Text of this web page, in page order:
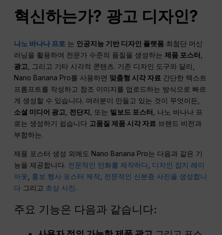
혁신하는가? 광고 디자인?
나노 바나나 프로 는 인공지능 기반 디자인 플랫폼 최첨단 머신
러닝을 활용하여 전문가 수준의 품질을 생성하는제품 포스터 ,
광고, 그리고 기타 시각적 콘텐츠. 기존 디자인 도구와 달리,
Nano Banana Pro를 사용하면 맞춤형 시각 자료 간단한 텍스트
프롬프트를 작성하고 참조 이미지를 업로드하는 방식으로 빠르
게 생성할 수 있습니다. 여러분이 만들고 있는 것이 무엇이든,
소셜 미디어 광고, 전단지 , 또는 빌보드 포스터 , 나노 바나나 프
로는 생성하기 쉽습니다 고품질 제품 시각 자료 브랜드 비전과
부합하는.
제품 포스터 생성 외에도 Nano Banana Pro는 다음과 같은 기
능을 제공합니다. 전문적인 만화를 제작하다 디자인 잡지 레이
아웃 홍보 행사 포스터 제작 전문적인 신분증 사진을 생성합니
다 그리고 초상 사진.
주요 기능은 다음과 같습니다: